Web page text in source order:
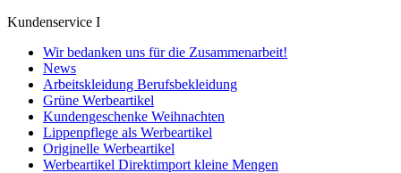
Kundenservice I
Wir bedanken uns für die Zusammenarbeit!
News
Arbeitskleidung Berufsbekleidung
Grüne Werbeartikel
Kundengeschenke Weihnachten
Lippenpflege als Werbeartikel
Originelle Werbeartikel
Werbeartikel Direktimport kleine Mengen